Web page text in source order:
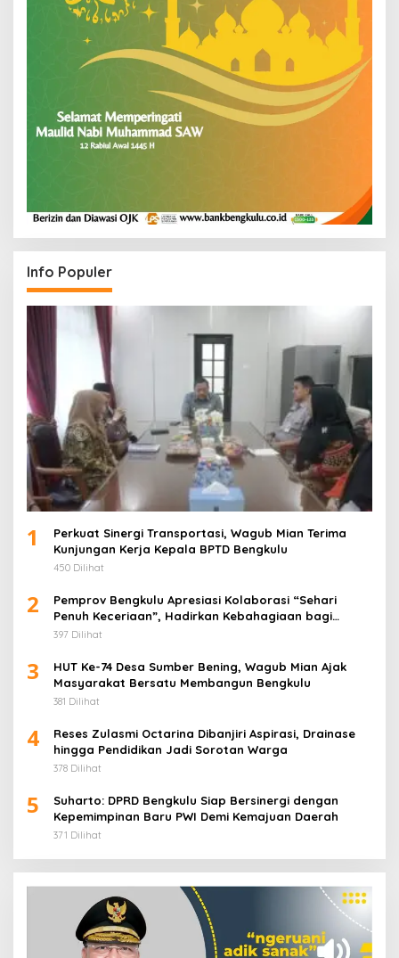
Info Populer
1
Perkuat Sinergi Transportasi, Wagub Mian Terima
Kunjungan Kerja Kepala BPTD Bengkulu
450 Dilihat
2
Pemprov Bengkulu Apresiasi Kolaborasi “Sehari
Penuh Keceriaan”, Hadirkan Kebahagiaan bagi
Puluhan Anak Panti Asuhan
397 Dilihat
3
HUT Ke-74 Desa Sumber Bening, Wagub Mian Ajak
Masyarakat Bersatu Membangun Bengkulu
381 Dilihat
4
Reses Zulasmi Octarina Dibanjiri Aspirasi, Drainase
hingga Pendidikan Jadi Sorotan Warga
378 Dilihat
5
Suharto: DPRD Bengkulu Siap Bersinergi dengan
Kepemimpinan Baru PWI Demi Kemajuan Daerah
371 Dilihat